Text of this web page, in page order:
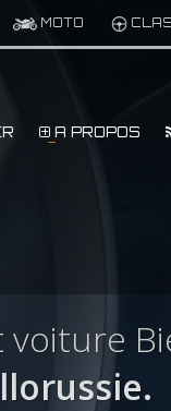
MOTO
A PROPOS
voiture